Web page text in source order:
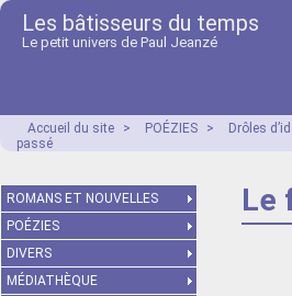
Les bâtisseurs du temps
Le petit univers de Paul Jeanzé
Accueil du site > POÉZIES > Drôles
passé
Le
ROMANS ET NOUVELLES
POÉZIES
DIVERS
MÉDIATHÈQUE